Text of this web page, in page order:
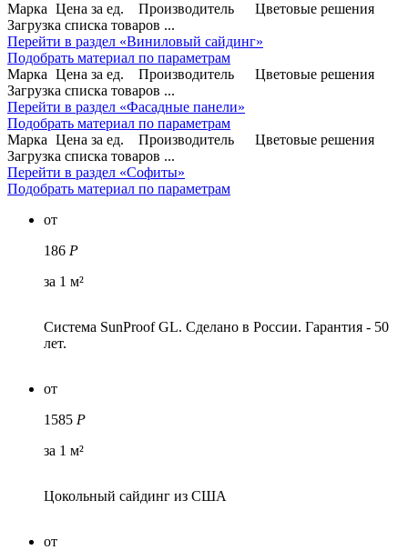
Марка Цена за ед. Производитель
Цветовые решения
Загрузка списка товаров ...
Перейти в раздел «Виниловый сайдинг»
Подобрать материал по параметрам
Марка Цена за ед. Производитель
Цветовые решения
Загрузка списка товаров ...
Перейти в раздел «Фасадные панели»
Подобрать материал по параметрам
Марка Цена за ед. Производитель
Цветовые решения
Загрузка списка товаров ...
Перейти в раздел «Софиты»
Подобрать материал по параметрам
от
186 Р
за 1 м²
Система SunProof GL. Сделано в России. Гарантия - 50
лет.
от
1585 Р
за 1 м²
Цокольный сайдинг из США
от